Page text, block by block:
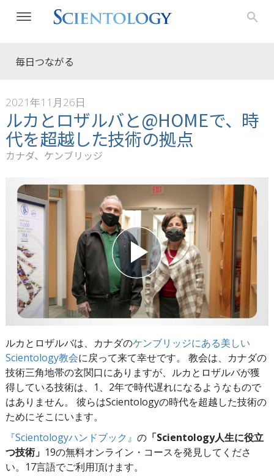
毎日つながる
2021年11月26日
ルカとロザルバと@HOMEで、時
代を超越した技術の拠点
カナダ、ケンブリッジ
ルカとロザルバは、カナダのケンブリッジにある美しい
Scientology教会に戻って来て幸せです。 教会は、カナダの
技術三角地帯の玄関口にありますが、ルカとロザルバが獲
得している技術は、1、2年で時代遅れになるようなもので
はありません。 彼らはScientologyの時代を超越した技術の
ためにそこにいます。
『Scientologyハンドブック』 の 「Scientology人生に役立
つ技術」 19の無料オンライン・コースを発見してくださ
い。17言語でご利用頂けます。